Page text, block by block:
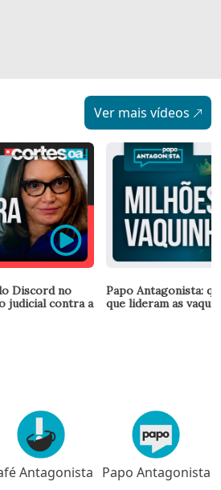
Ver mais vídeos
Discord no
judicial contra a
Papo Antagonista:
que lideram as
Antagonista Papo Antagonista